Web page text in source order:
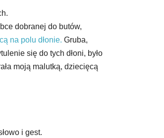
dobranej do butów,
na polu dłonie. Gruba,
się do tych dłoni, było
moją malutką, dziecięcą
i gest.